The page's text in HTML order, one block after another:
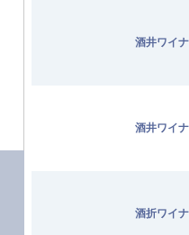
酒井ワイ
酒井ワイ
酒折ワイ